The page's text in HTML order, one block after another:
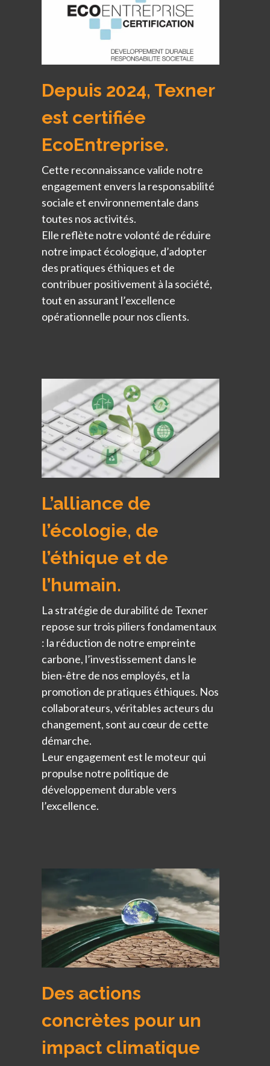
Depuis 2024, Texner
est certifiée
EcoEntreprise.
Cette reconnaissance valide notre
engagement envers la responsabilité
sociale et environnementale dans
toutes nos activités.
Elle reflète notre volonté de réduire
notre impact écologique, d’adopter
des pratiques éthiques et de
contribuer positivement à la société,
tout en assurant l’excellence
opérationnelle pour nos clients.
L’alliance de
l’écologie, de
l’éthique et de
l’humain.
La stratégie de durabilité de Texner
repose sur trois piliers fondamentaux
: la réduction de notre empreinte
carbone, l’investissement dans le
bien-être de nos employés, et la
promotion de pratiques éthiques. Nos
collaborateurs, véritables acteurs du
changement, sont au cœur de cette
démarche.
Leur engagement est le moteur qui
propulse notre politique de
développement durable vers
l’excellence.
Des actions
concrètes pour un
impact climatique